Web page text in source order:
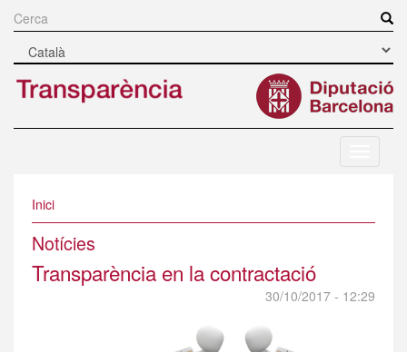
Vés
contingut
Cerca
mòbil
Inici
Notícies
Transparència en la contractació
30/10/2017 - 12:29